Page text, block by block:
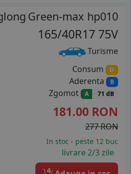
Green-max hp010
165/40R17 75V
Turisme
Consum D
Aderenta B
Zgomot A 71 dB
181.00 RON
277 RON
In stoc - peste 12 buc
livrare 2/3 zile
4